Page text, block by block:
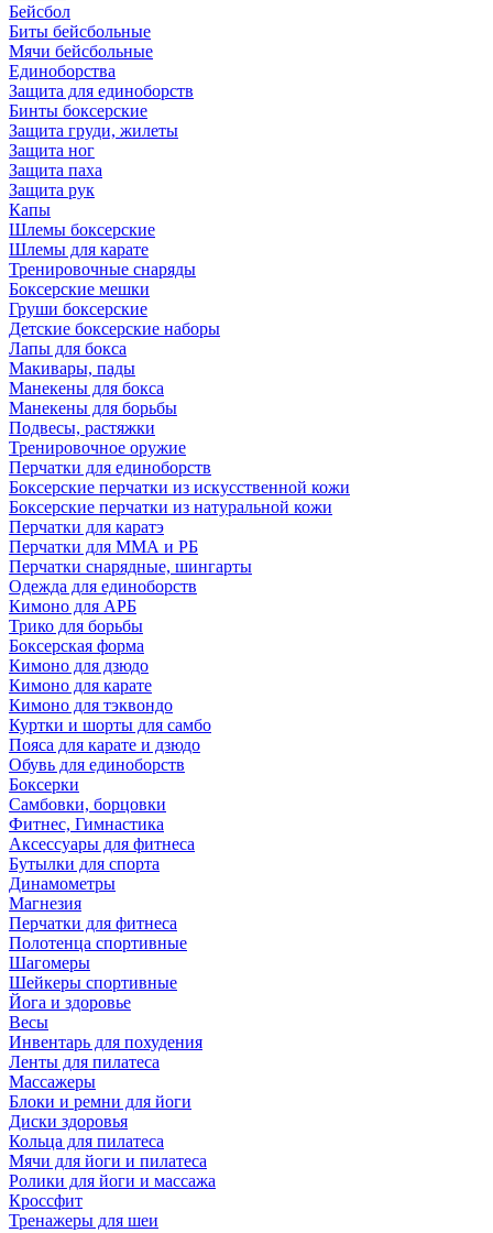
Бейсбол
Биты бейсбольные
Мячи бейсбольные
Единоборства
Защита для единоборств
Бинты боксерские
Защита груди, жилеты
Защита ног
Защита паха
Защита рук
Капы
Шлемы боксерские
Шлемы для карате
Тренировочные снаряды
Боксерские мешки
Груши боксерские
Детские боксерские наборы
Лапы для бокса
Макивары, пады
Манекены для бокса
Манекены для борьбы
Подвесы, растяжки
Тренировочное оружие
Перчатки для единоборств
Боксерские перчатки из искусственной кожи
Боксерские перчатки из натуральной кожи
Перчатки для каратэ
Перчатки для ММА и РБ
Перчатки снарядные, шингарты
Одежда для единоборств
Кимоно для АРБ
Трико для борьбы
Боксерская форма
Кимоно для дзюдо
Кимоно для карате
Кимоно для тэквондо
Куртки и шорты для самбо
Пояса для карате и дзюдо
Обувь для единоборств
Боксерки
Самбовки, борцовки
Фитнес, Гимнастика
Аксессуары для фитнеса
Бутылки для спорта
Динамометры
Магнезия
Перчатки для фитнеса
Полотенца спортивные
Шагомеры
Шейкеры спортивные
Йога и здоровье
Весы
Инвентарь для похудения
Ленты для пилатеса
Массажеры
Блоки и ремни для йоги
Диски здоровья
Кольца для пилатеса
Мячи для йоги и пилатеса
Ролики для йоги и массажа
Кроссфит
Тренажеры для шеи